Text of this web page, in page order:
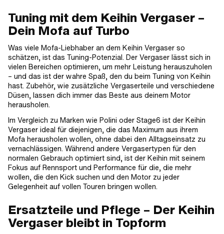
Tuning mit dem Keihin Vergaser –
Dein Mofa auf Turbo
Was viele Mofa-Liebhaber an dem Keihin Vergaser so
schätzen, ist das Tuning-Potenzial. Der Vergaser lässt sich in
vielen Bereichen optimieren, um mehr Leistung herauszuholen
– und das ist der wahre Spaß, den du beim Tuning von Keihin
hast. Zubehör, wie zusätzliche Vergaserteile und verschiedene
Düsen, lassen dich immer das Beste aus deinem Motor
herausholen.
Im Vergleich zu Marken wie Polini oder Stage6 ist der Keihin
Vergaser ideal für diejenigen, die das Maximum aus ihrem
Mofa herausholen wollen, ohne dabei den Alltagseinsatz zu
vernachlässigen. Während andere Vergasertypen für den
normalen Gebrauch optimiert sind, ist der Keihin mit seinem
Fokus auf Rennsport und Performance für die, die mehr
wollen, die den Kick suchen und den Motor zu jeder
Gelegenheit auf vollen Touren bringen wollen.
Ersatzteile und Pflege – Der Keihin
Vergaser bleibt in Topform